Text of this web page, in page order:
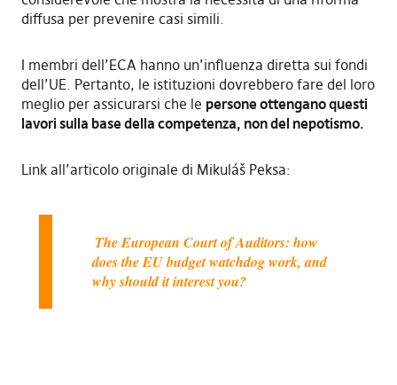
diffusa per prevenire casi simili.
I membri dell’ECA hanno un’influenza diretta sui fondi
dell’UE. Pertanto, le istituzioni dovrebbero fare del loro
meglio per assicurarsi che le persone ottengano questi
lavori sulla base della competenza, non del nepotismo.
Link all’articolo originale di Mikuláš Peksa:
The European Court of Auditors: how
does the EU budget watchdog work, and
why should it interest you?